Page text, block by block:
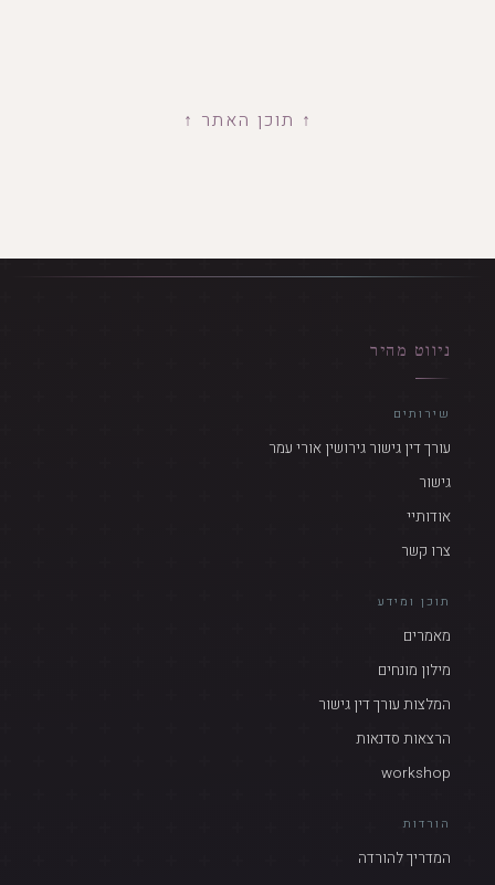
↑ תוכן האתר ↑
ניווט מהיר
שירותים
עורך דין גישור גירושין אורי עמר
גישור
אודותיי
צרו קשר
תוכן ומידע
מאמרים
מילון מונחים
המלצות עורך דין גישור
הרצאות סדנאות
workshop
הורדות
המדריך להורדה